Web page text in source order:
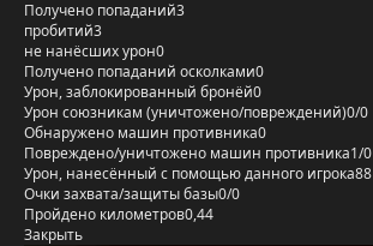
Получено попаданий3
пробитий3
не нанёсших урон0
Получено попаданий осколками0
Урон, заблокированный бронёй0
Урон союзникам (уничтожено/повреждений)0/0
Обнаружено машин противника0
Повреждено/уничтожено машин противника1/0
Урон, нанесённый с помощью данного игрока88
Очки захвата/защиты базы0/0
Пройдено километров0,44
Закрыть